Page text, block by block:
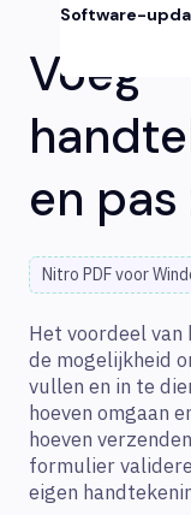
Software-
Voeg
en pas
Nitro PDF voor
Het voordeel
de mogelijkheid
vullen en in te
hoeven omgaan
hoeven
formulier
eigen